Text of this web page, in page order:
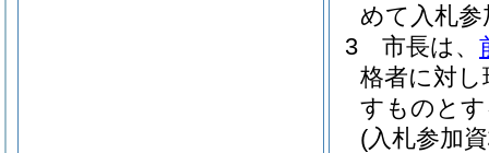
めて入札
3
市長は、
格者に対
すものと
(入札参加